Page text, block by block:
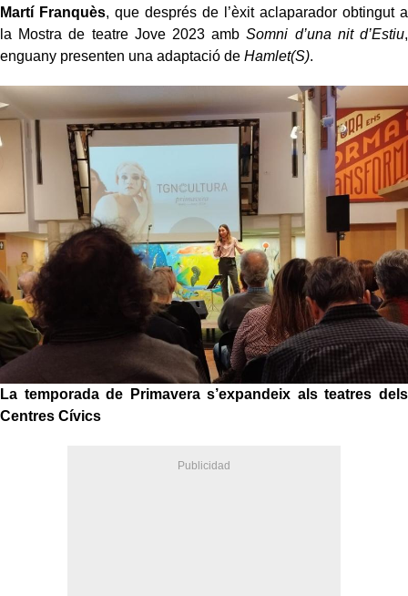
Martí Franquès, que després de l’èxit aclaparador obtingut a
la Mostra de teatre Jove 2023 ambSomni d’una nit d’Estiu,
enguany presenten una adaptació de Hamlet(S).
La temporada de Primavera s’expandeix als teatres dels
Centres Cívics